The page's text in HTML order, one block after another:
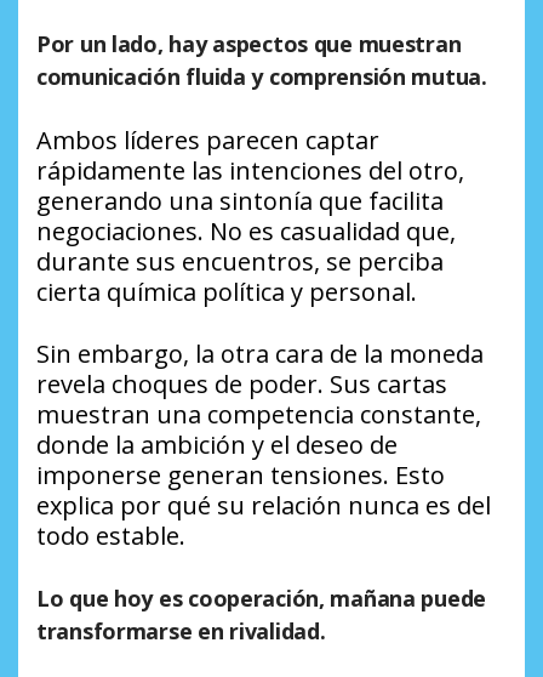
Por un lado, hay aspectos que muestran
comunicación fluida y comprensión mutua.
Ambos líderes parecen captar
rápidamente las intenciones del otro,
generando una sintonía que facilita
negociaciones. No es casualidad que,
durante sus encuentros, se perciba
cierta química política y personal.
Sin embargo, la otra cara de la moneda
revela choques de poder. Sus cartas
muestran una competencia constante,
donde la ambición y el deseo de
imponerse generan tensiones. Esto
explica por qué su relación nunca es del
todo estable.
Lo que hoy es cooperación, mañana puede
transformarse en rivalidad.